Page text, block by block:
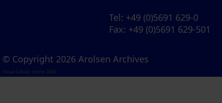
Tel: +49 (0)5691 629-0
Fax: +49 (0)5691 629-501
© Copyright 2026 Arolsen Archives
Visual Library Server 2026